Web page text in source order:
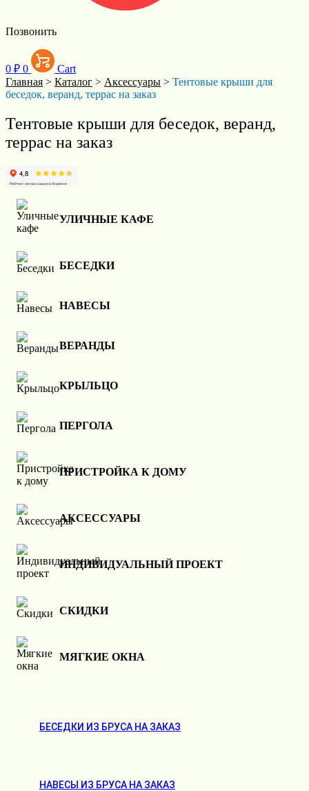
Позвонить
0 ₽ 0
Cart
Главная > Каталог > Аксессуары > Тентовые крыши для
беседок, веранд, террас на заказ
Тентовые крыши для беседок, веранд,
террас на заказ
УЛИЧНЫЕ КАФЕ
БЕСЕДКИ
НАВЕСЫ
ВЕРАНДЫ
КРЫЛЬЦО
ПЕРГОЛА
ПРИСТРОЙКА К ДОМУ
АКСЕССУАРЫ
ИНДИВИДУАЛЬНЫЙ ПРОЕКТ
СКИДКИ
МЯГКИЕ ОКНА
НАВЕСЫ ИЗ БРУСА НА ЗАКАЗ
БЕСЕДКИ ИЗ БРУСА НА ЗАКАЗ